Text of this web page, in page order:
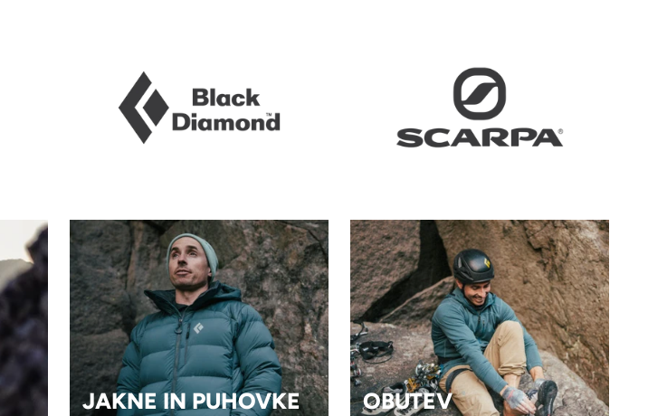
JAKNE IN PUHOVKE OBUTEV